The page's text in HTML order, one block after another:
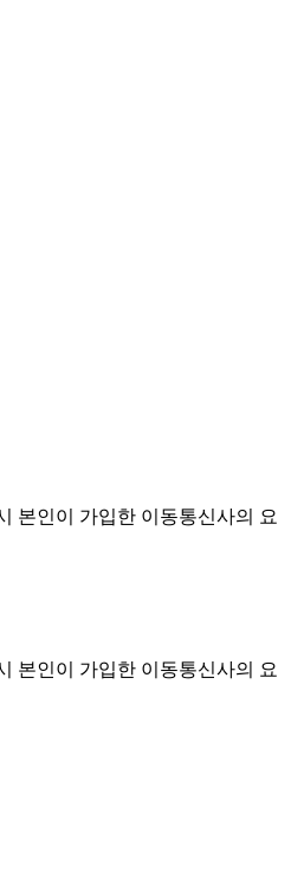
본인이 가입한 이동통신사의 요
본인이 가입한 이동통신사의 요